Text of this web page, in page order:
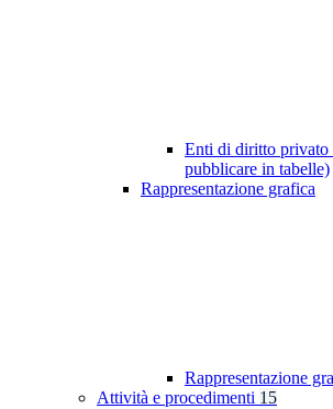
Enti di diritto privato
pubblicare in tabelle)
Rappresentazione grafica
Rappresentazione
Attività e procedimenti 15